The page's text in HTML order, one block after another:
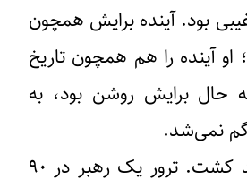
بود. آینده برایش همچون
او آینده را هم همچون تاریخ
برایش روشن بود، به
نمی‌شد.
او را حتی نمی‌شد کشت. ترور یک رهبر در ۹۰